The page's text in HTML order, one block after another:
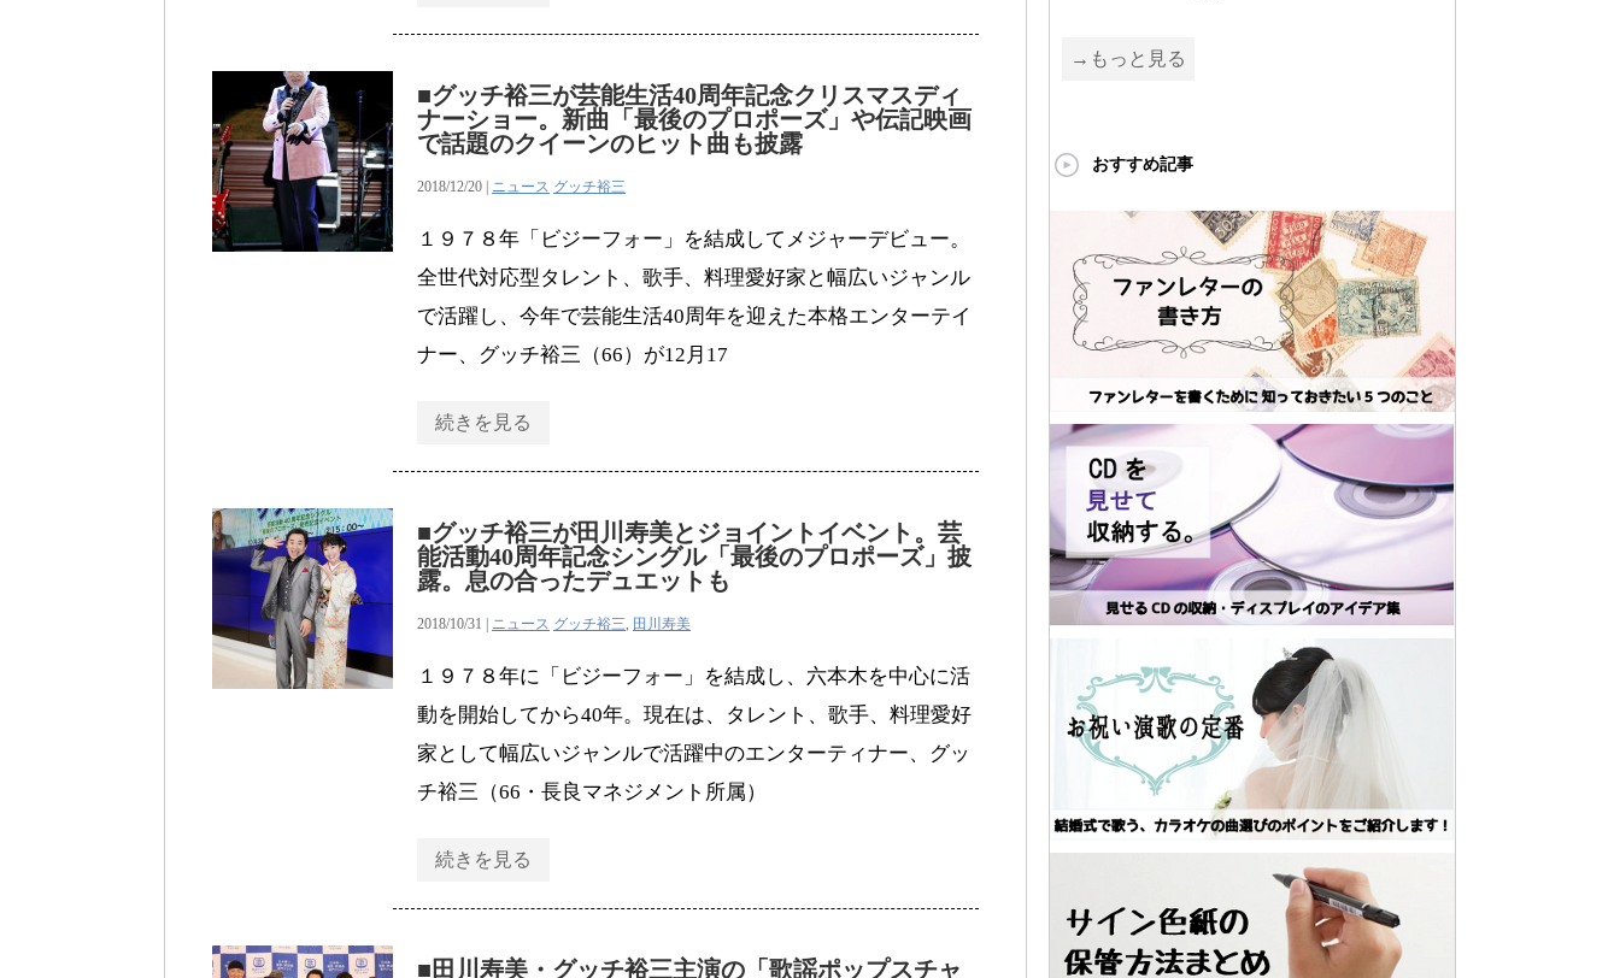
■グッチ裕三が芸能生活40周年記念クリスマスディ
ナーショー。新曲「最後のプロポーズ」や伝記映画
で話題のクイーンのヒット曲も披露
2018/12/20 | ニュース グッチ裕三
１９７８年「ビジーフォー」を結成してメジャーデビュー。
全世代対応型タレント、歌手、料理愛好家と幅広いジャンル
で活躍し、今年で芸能生活40周年を迎えた本格エンターテイ
ナー、グッチ裕三（66）が12月17
続きを見る
■グッチ裕三が田川寿美とジョイントイベント。芸
能活動40周年記念シングル「最後のプロポーズ」披
露。息の合ったデュエットも
2018/10/31 | ニュース グッチ裕三, 田川寿美
１９７８年に「ビジーフォー」を結成し、六本木を中心に活
動を開始してから40年。現在は、タレント、歌手、料理愛好
家として幅広いジャンルで活躍中のエンターティナー、グッ
チ裕三（66・長良マネジメント所属）
続きを見る
■田川寿美・グッチ裕三主演の「歌謡ポップスチャ
→もっと見る
おすすめ記事